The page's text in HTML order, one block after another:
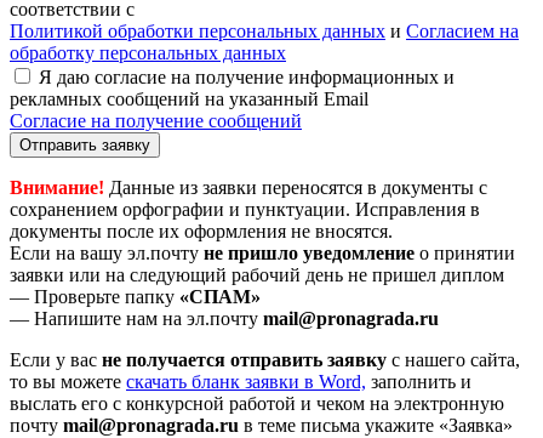
соответствии с
Политикой обработки персональных данных и Согласием на
обработку персональных данных
Я даю согласие на получение информационных и
рекламных сообщений на указанный Email
Согласие на получение сообщений
Отправить заявку
Внимание! Данные из заявки переносятся в документы с
сохранением орфографии и пунктуации. Исправления в
документы после их оформления не вносятся.
Если на вашу эл.почту не пришло уведомление о принятии
заявки или на следующий рабочий день не пришел диплом
— Проверьте папку «СПАМ»
— Напишите нам на эл.почту mail@pronagrada.ru
Если у вас не получается отправить заявку с нашего сайта,
то вы можете cкачать бланк заявки в Word, заполнить и
выслать его с конкурсной работой и чеком на электронную
почту mail@pronagrada.ru в теме письма укажите «Заявка»